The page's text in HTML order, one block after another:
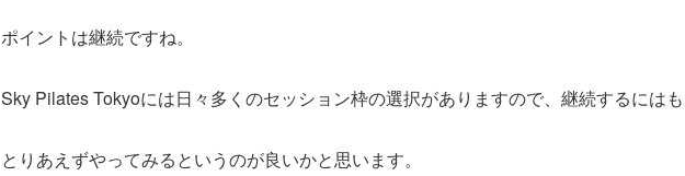
ポイントは継続ですね。
Sky Pilates Tokyoには日々多くのセッション枠の選択がありますので、継続するには
とりあえずやってみるというのが良いかと思います。